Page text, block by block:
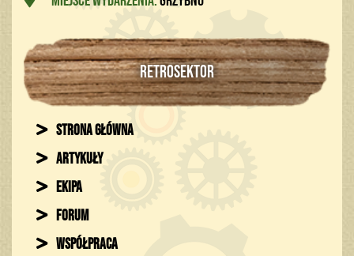
RETROSEKTOR
Strona główna
Artykuły
Ekipa
Forum
Współpraca